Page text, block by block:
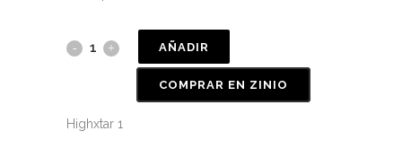
AÑADIR
COMPRAR EN ZINIO
Highxtar 1